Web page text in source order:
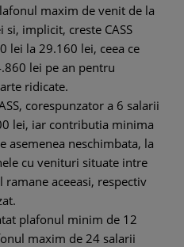
maxim de venit de la
implicit, creste CASS
lei la 29.160 lei, ceea ce
lei pe an pentru
ridicate.
corespunzator a 6 salarii
lei, iar contributia minima
asemenea neschimbata, la
cu venituri situate intre
ramane aceeasi, respectiv
plafonul minim de 12
maxim de 24 salarii